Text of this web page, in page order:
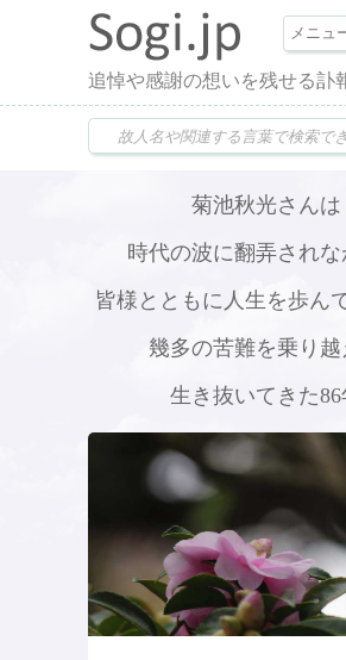
追悼や感謝の想いを残せる訃
菊池秋光さんは
時代の波に翻弄されな
皆様とともに人生を歩ん
幾多の苦難を乗り越
生き抜いてきた86